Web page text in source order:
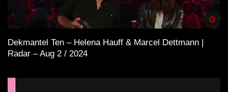
Dekmantel Ten – Helena Hauff & Marcel Dettmann |
Radar – Aug 2 / 2024